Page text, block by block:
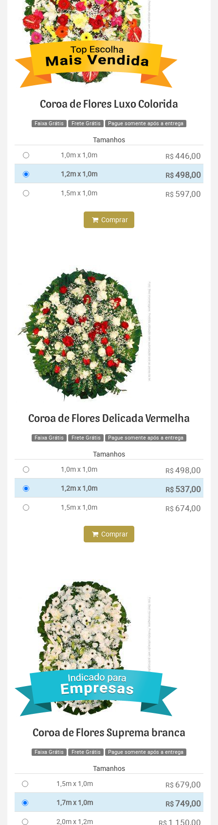
Coroa de Flores Luxo Colorida
Faixa Grátis Frete Grátis Pague somente após a entrega
Tamanhos
1,0m x 1,0m
R$ 446,00
1,2m x 1,0m R$498,00
1,5m x 1,0m R$ 597,00
Comprar
Coroa de Flores Delicada Vermelha
Faixa Grátis Frete Grátis Pague somente após a entrega
Tamanhos
1,0m x 1,0m
R$ 498,00
1,2m x 1,0m R$ 537,00
1,5m x 1,0m R$ 674,00
Comprar
Coroa de Flores Suprema branca
Faixa Grátis Frete Grátis Pague somente após a entrega
Tamanhos
1,5m x 1,0m
R$ 679,00
1,7m x 1,0m R$749,00
2,0m x 1,2m R$ 1.150,00